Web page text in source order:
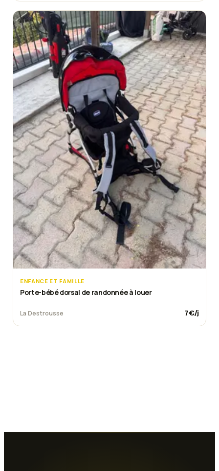
ENFANCE ET FAMILLE
Porte-bébé dorsal de randonnée à louer
La Destrousse 7€/j